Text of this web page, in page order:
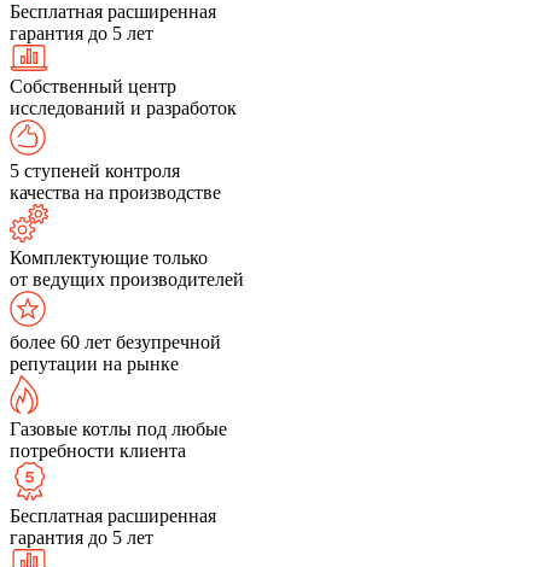
Бесплатная расширенная
гарантия до 5 лет
Собственный центр
исследований и разработок
5 ступеней контроля
качества на производстве
Комплектующие только
от ведущих производителей
более 60 лет безупречной
репутации на рынке
Газовые котлы под любые
потребности клиента
Бесплатная расширенная
гарантия до 5 лет